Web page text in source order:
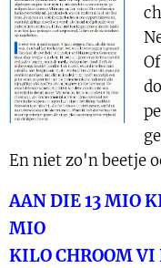
En niet zo'n beetje
AAN DIE 13 MIO
MIO
KILO CHROOM